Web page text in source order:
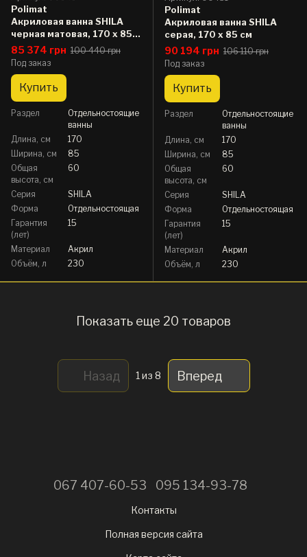
Polimat
Акриловая ванна SHILA
черная матовая, 170 x 85
см
85 374 грн 100 440 грн
Под заказ
Купить
Раздел
Отдельностоящие
ванны
Длина, см
170
Ширина, см
85
Общая
высота, см
60
Серия
SHILA
Форма
Отдельностоящая
Гарантия
(лет)
15
Материал
Акрил
Объём, л
230
Polimat
Акриловая ванна SHILA
серая, 170 x 85 см
90 194 грн 106 110 грн
Под заказ
Купить
Раздел
Отдельностоящие
ванны
Длина, см
170
Ширина, см
85
Общая
высота, см
60
Серия
SHILA
Форма
Отдельностоящая
Гарантия
(лет)
15
Материал
Акрил
Объём, л
230
Показать еще 20 товаров
Назад 1из 8 Вперед
067 407-60-53 095 134-93-78
Контакты
Полная версия сайта